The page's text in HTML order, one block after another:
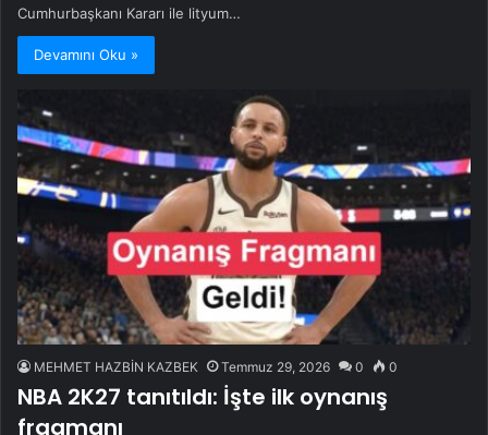
Cumhurbaşkanı Kararı ile lityum…
Devamını Oku »
MEHMET HAZBİN KAZBEK Temmuz 29, 2026 0 0
NBA 2K27 tanıtıldı: İşte ilk oynanış
fragmanı